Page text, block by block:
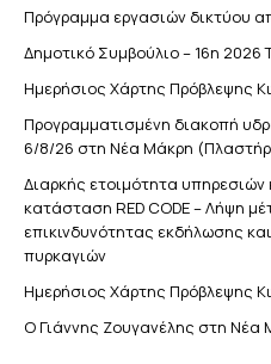
Πρόγραμμα εργασιών δικτύου
Δημοτικό Συμβούλιο – 16η 2026
Ημερήσιος Χάρτης Πρόβλεψης
Προγραμματισμένη διακοπή
6/8/26 στη Νέα Μάκρη
Διαρκής ετοιμότητα
κατάσταση RED CODE – Λήψη
επικινδυνότητας εκδήλωσης
πυρκαγιών
Ημερήσιος Χάρτης Πρόβλεψης
Ο Γιάννης Ζουγανέλης στη